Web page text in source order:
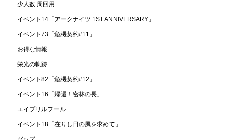
少人数 周回用
イベント14「アークナイツ 1ST ANNIVERSARY」
イベント73「危機契約#11」
お得な情報
栄光の軌跡
イベント82「危機契約#12」
イベント16「帰還！密林の長」
エイプリルフール
イベント18「在りし日の風を求めて」